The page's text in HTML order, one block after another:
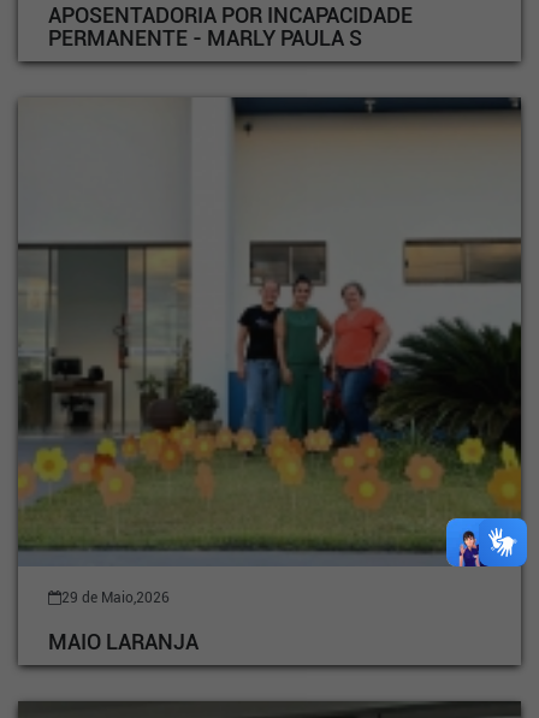
APOSENTADORIA POR INCAPACIDADE
PERMANENTE - MARLY PAULA S
29 de Maio,2026
MAIO LARANJA